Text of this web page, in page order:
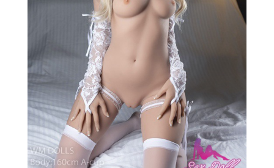
Aide
Guides
Paiement